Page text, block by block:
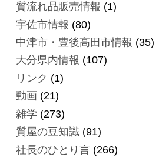
質流れ品販売情報 (1)
宇佐市情報 (80)
中津市・豊後高田市情報 (35)
大分県内情報 (107)
リンク (1)
動画 (21)
雑学 (273)
質屋の豆知識(91)
社長のひとり言(266)